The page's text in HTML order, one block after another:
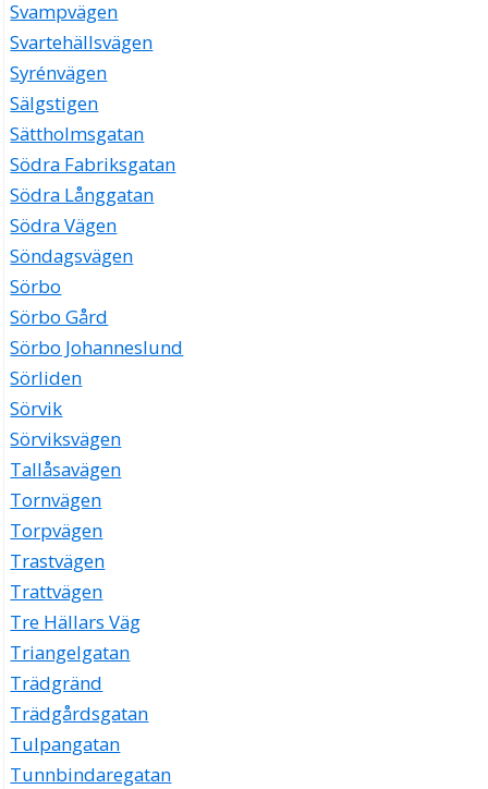
Svampvägen
Svartehällsvägen
Syrénvägen
Sälgstigen
Sättholmsgatan
Södra Fabriksgatan
Södra Långgatan
Södra Vägen
Söndagsvägen
Sörbo
Sörbo Gård
Sörbo Johanneslund
Sörliden
Sörvik
Sörviksvägen
Tallåsavägen
Tornvägen
Torpvägen
Trastvägen
Trattvägen
Tre Hällars Väg
Triangelgatan
Trädgränd
Trädgårdsgatan
Tulpangatan
Tunnbindaregatan